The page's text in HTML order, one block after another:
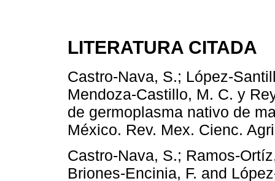
LITERATURA CITADA
Castro-Nava, S.; López-
Mendoza-Castillo, M. C. y
de germoplasma nativo de
México. Rev. Mex. Cienc.
Castro-Nava, S.; Ramos-
Briones-Encinia, F. and